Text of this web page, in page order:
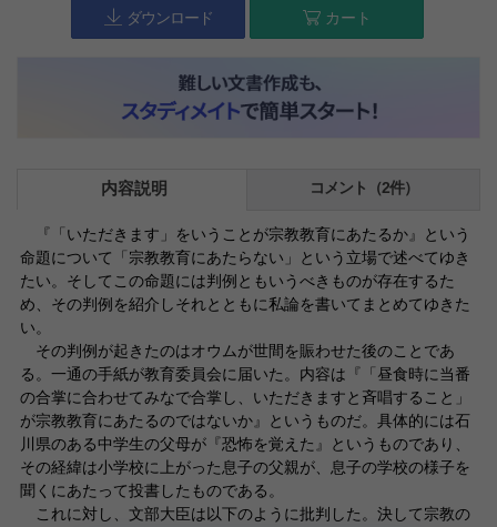
ダウンロード カート
内容説明 コメント（2件）
『「いただきます」をいうことが宗教教育にあたるか』という
命題について「宗教教育にあたらない」という立場で述べてゆき
たい。そしてこの命題には判例ともいうべきものが存在するた
め、その判例を紹介しそれとともに私論を書いてまとめてゆきた
い。
その判例が起きたのはオウムが世間を賑わせた後のことであ
る。一通の手紙が教育委員会に届いた。内容は『「昼食時に当番
の合掌に合わせてみなで合掌し、いただきますと斉唱すること」
が宗教教育にあたるのではないか』というものだ。具体的には石
川県のある中学生の父母が『恐怖を覚えた』というものであり、
その経緯は小学校に上がった息子の父親が、息子の学校の様子を
聞くにあたって投書したものである。
これに対し、文部大臣は以下のように批判した。決して宗教の